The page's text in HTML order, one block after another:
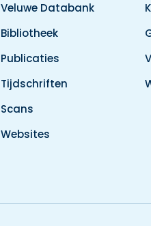
Veluwe Databank
Bibliotheek
Publicaties
Tijdschriften
Scans
Websites